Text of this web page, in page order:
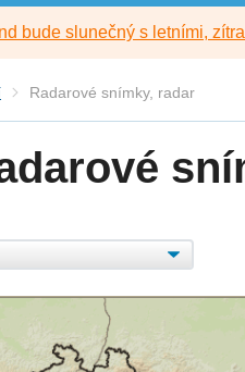
bude slunečný s letními,
Radarové snímky, radar